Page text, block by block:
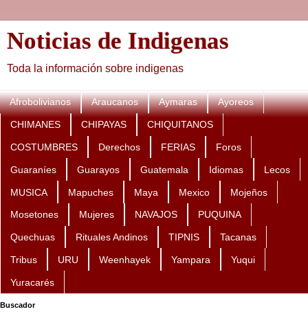
Noticias de Indigenas
Toda la información sobre indigenas
Afrobolivianos Araucanos Aymaras Ayoreos
CHIMANES CHIPAYAS CHIQUITANOS
COSTUMBRES Derechos FERIAS Foros
Guaraníes Guarayos Guatemala Idiomas Lecos
MUSICA Mapuches Maya Mexico Mojeños
Mosetones Mujeres NAVAJOS PUQUINA
Quechuas Rituales Andinos TIPNIS Tacanas
Tribus URU Weenhayek Yampara Yuqui
Yuracarés
Buscador